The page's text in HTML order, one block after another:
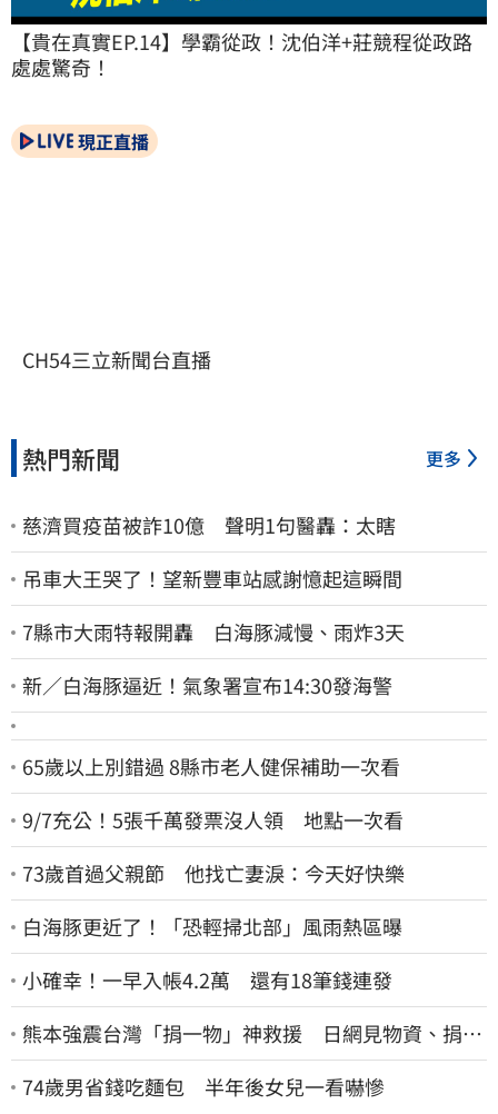
【貴在真實EP.14】學霸從政！沈伯洋+莊競程從政路
處處驚奇！
現正直播
CH54三立新聞台直播
熱門新聞 更多
慈濟買疫苗被詐10億 聲明1句醫轟：太瞎
吊車大王哭了！望新豐車站感謝憶起這瞬間
7縣市大雨特報開轟 白海豚減慢、雨炸3天
新／白海豚逼近！氣象署宣布14:30發海警
65歲以上別錯過 8縣市老人健保補助一次看
9/7充公！5張千萬發票沒人領 地點一次看
73歲首過父親節 他找亡妻淚：今天好快樂
白海豚更近了！「恐輕掃北部」風雨熱區曝
小確幸！一早入帳4.2萬 還有18筆錢連發
熊本強震台灣「捐一物」神救援 日網見物資、捐款
喊：給台灣統治算了
74歲男省錢吃麵包 半年後女兒一看嚇慘